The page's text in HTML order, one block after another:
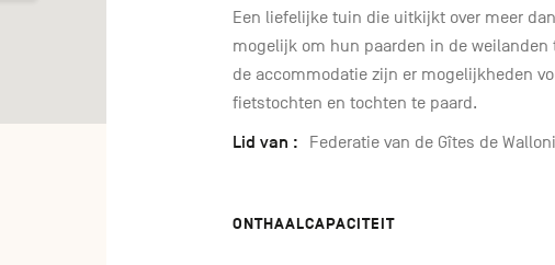
Een liefelijke tuin die uitkijkt over meer
mogelijk om hun paarden in de
de accommodatie zijn er mogelijkheden
fietstochten en tochten te paard.
Lid van : Federatie van de Gîtes de
ONTHAALCAPACITEIT